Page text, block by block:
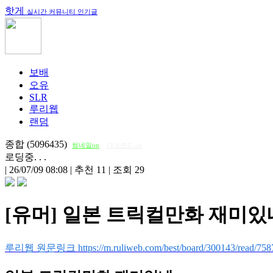
핫게 실시간 커뮤니티 인기글
보배
오유
SLR
루리웹
랜덤
종합 (5096435) 썸네일on
로딩중. . .
| 26/07/09 08:08 | 추천 11 | 조회 29
[유머] 일본 트릭컬만화 재미있
루리웹 원문링크 https://m.ruliweb.com/best/board/300143/read/